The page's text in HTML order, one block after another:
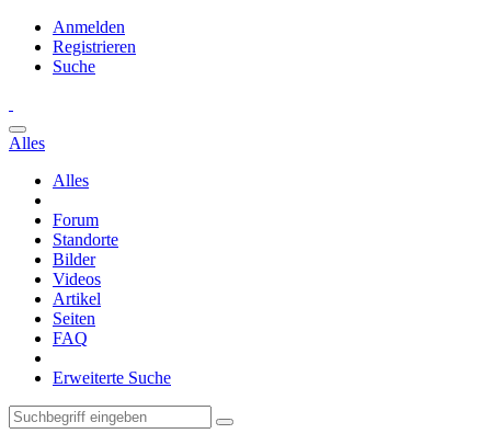
Anmelden
Registrieren
Suche
Alles
Alles
Forum
Standorte
Bilder
Videos
Artikel
Seiten
FAQ
Erweiterte Suche